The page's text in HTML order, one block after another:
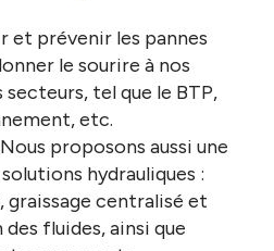
et prévenir les pannes
le sourire à nos
tel que le BTP,
etc.
proposons aussi une
hydrauliques :
centralisé et
fluides, ainsi que